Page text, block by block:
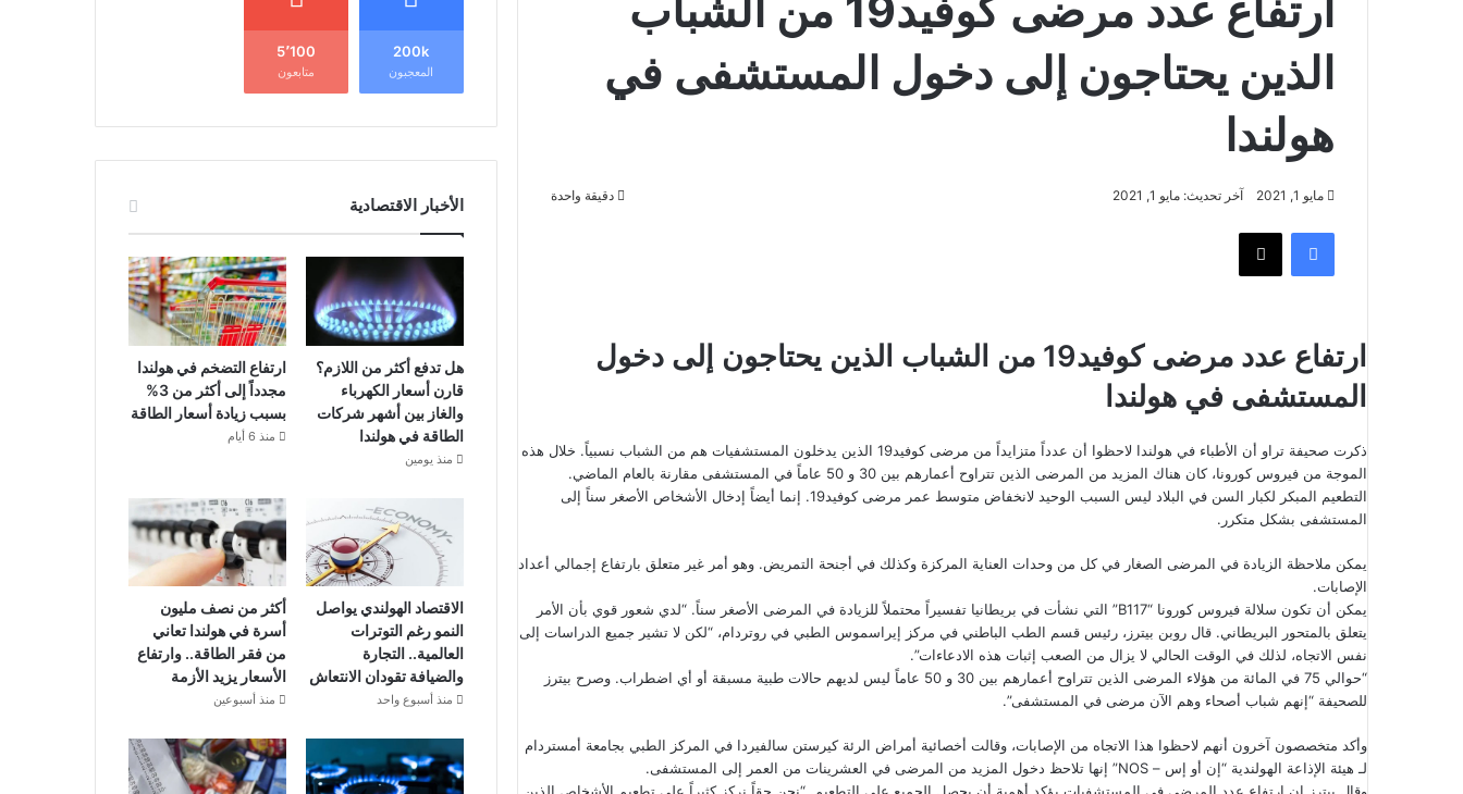
ارتفاع عدد مرضى كوفيد19 من الشباب
الذين يحتاجون إلى دخول المستشفى في
هولندا
مايو 1, 2021 آخر تحديث: مايو 1, 2021 دقيقة واحدة
فيسبوك ‫X
ارتفاع عدد مرضى كوفيد19 من الشباب الذين يحتاجون إلى دخول
المستشفى في هولندا
ذكرت صحيفة تراو أن الأطباء في هولندا لاحظوا أن عدداً متزايداً من مرضى كوفيد19 الذين يدخلون المستشفيات هم من الشباب نسبياً. خلال هذه
الموجة من فيروس كورونا، كان هناك المزيد من المرضى الذين تتراوح أعمارهم بين 30 و 50 عاماً في المستشفى مقارنة بالعام الماضي.
التطعيم المبكر لكبار السن في البلاد ليس السبب الوحيد لانخفاض متوسط ​​عمر مرضى كوفيد19. إنما أيضاً إدخال الأشخاص الأصغر سناً إلى
المستشفى بشكل متكرر.
يمكن ملاحظة الزيادة في المرضى الصغار في كل من وحدات العناية المركزة وكذلك في أجنحة التمريض. وهو أمر غير متعلق بارتفاع إجمالي أعداد
الإصابات.
يمكن أن تكون سلالة فيروس كورونا “B117” التي نشأت في بريطانيا تفسيراً محتملاً للزيادة في المرضى الأصغر سناً. “لدي شعور قوي بأن الأمر
يتعلق بالمتحور البريطاني. قال روبن بيترز، رئيس قسم الطب الباطني في مركز إيراسموس الطبي في روتردام، “لكن لا تشير جميع الدراسات إلى
نفس الاتجاه، لذلك في الوقت الحالي لا يزال من الصعب إثبات هذه الادعاءات”.
“حوالي 75 في المائة من هؤلاء المرضى الذين تتراوح أعمارهم بين 30 و 50 عاماً ليس لديهم حالات طبية مسبقة أو أي اضطراب. وصرح بيترز
للصحيفة “إنهم شباب أصحاء وهم الآن مرضى في المستشفى”.
وأكد متخصصون آخرون أنهم لاحظوا هذا الاتجاه من الإصابات، وقالت أخصائية أمراض الرئة كيرستن سالفيردا في المركز الطبي بجامعة أمستردام
لـ هيئة الإذاعة الهولندية “إن أو إس – NOS” إنها تلاحظ دخول المزيد من المرضى في العشرينات من العمر إلى المستشفى.
200k
المعجبون
5٬100
متابعون
الأخبار الاقتصادية
هل تدفع أكثر من اللازم؟
قارن أسعار الكهرباء
والغاز بين أشهر شركات
الطاقة في هولندا
منذ يومين
ارتفاع التضخم في هولندا
مجدداً إلى أكثر من 3%
بسبب زيادة أسعار الطاقة
منذ 6 أيام
الاقتصاد الهولندي يواصل
النمو رغم التوترات
العالمية.. التجارة
والضيافة تقودان الانتعاش
منذ أسبوع واحد
أكثر من نصف مليون
أسرة في هولندا تعاني
من فقر الطاقة.. وارتفاع
الأسعار يزيد الأزمة
منذ أسبوعين